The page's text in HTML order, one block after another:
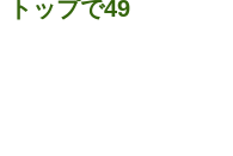
トップで49